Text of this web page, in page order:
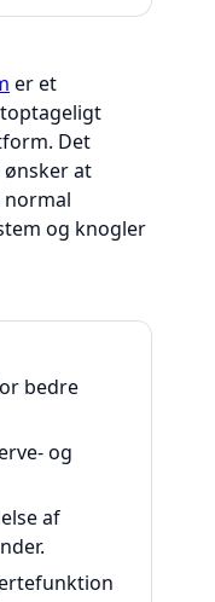
er et
Det
ønsker at
og knogler
bedre
og
af